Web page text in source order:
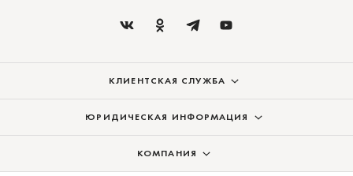
КЛИЕНТСКАЯ СЛУЖБА
ЮРИДИЧЕСКАЯ ИНФОРМАЦИЯ
КОМПАНИЯ